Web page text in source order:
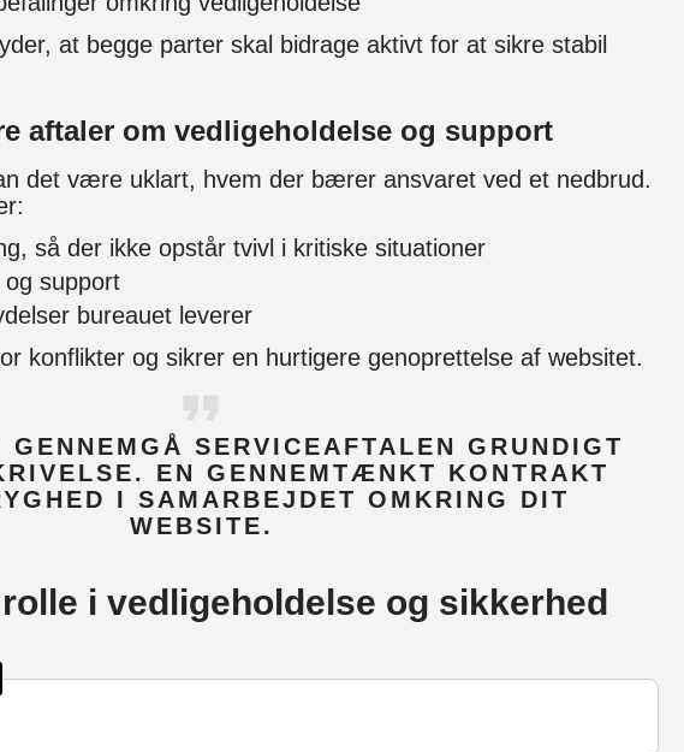
at begge parter skal bidrage aktivt for at sikre stabil
aftaler om vedligeholdelse og support
det være uklart, hvem der bærer ansvaret ved et nedbrud.
så der ikke opstår tvivl i kritiske situationer
support
bureauet leverer
konflikter og sikrer en hurtigere genoprettelse af websitet.
GENNEMGÅ SERVICEAFTALEN GRUNDIGT
EN GENNEMTÆNKT KONTRAKT
I SAMARBEJDET OMKRING DIT
WEBSITE.
i vedligeholdelse og sikkerhed